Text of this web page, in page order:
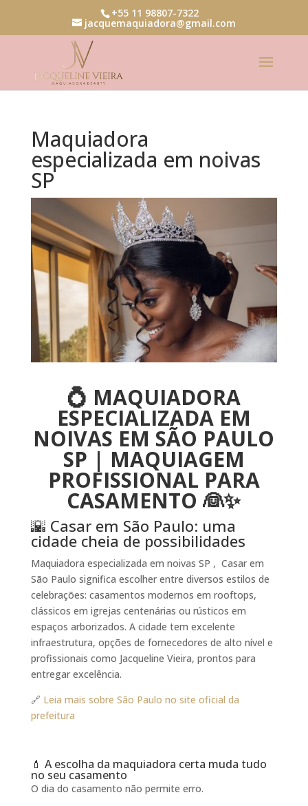
+55 11 98807-7322
jacquemaquiadora@gmail.com
Maquiadora
especializada em noivas
SP
💍 MAQUIADORA
ESPECIALIZADA EM
NOIVAS EM SÃO PAULO
SP | MAQUIAGEM
PROFISSIONAL PARA
CASAMENTO 👰✨
🌇 Casar em São Paulo: uma
cidade cheia de possibilidades
Maquiadora especializada em noivas SP , Casar em
São Paulo significa escolher entre diversos estilos de
celebrações: casamentos modernos em rooftops,
clássicos em igrejas centenárias ou rústicos em
espaços arborizados. A cidade tem excelente
infraestrutura, opções de fornecedores de alto nível e
profissionais como Jacqueline Vieira, prontos para
entregar excelência.
🔗 Leia mais sobre São Paulo no site oficial da
prefeitura
💄 A escolha da maquiadora certa muda tudo
no seu casamento
O dia do casamento não permite erro.